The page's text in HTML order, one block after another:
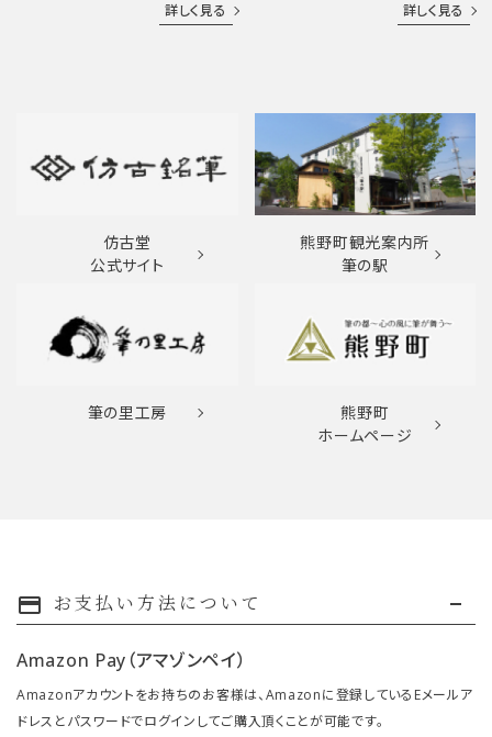
詳しく見る 詳しく見る
仿古堂
公式サイト
熊野町観光案内所
筆の駅
筆の里工房
熊野町
ホームページ
payment お支払い方法について
Amazon Pay（アマゾンペイ）
Amazonアカウントをお持ちのお客様は、Amazonに登録しているEメールア
ドレスとパスワードでログインしてご購入頂くことが可能です。